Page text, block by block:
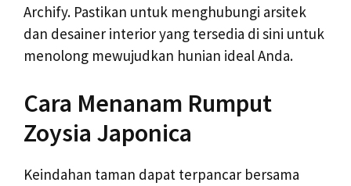
Archify. Pastikan untuk menghubungi arsitek
dan desainer interior yang tersedia di sini untuk
menolong mewujudkan hunian ideal Anda.
Cara Menanam Rumput
Zoysia Japonica
Keindahan taman dapat terpancar bersama